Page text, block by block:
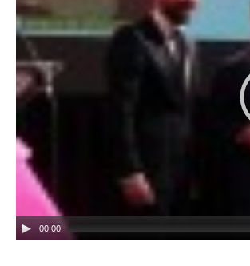
00:00